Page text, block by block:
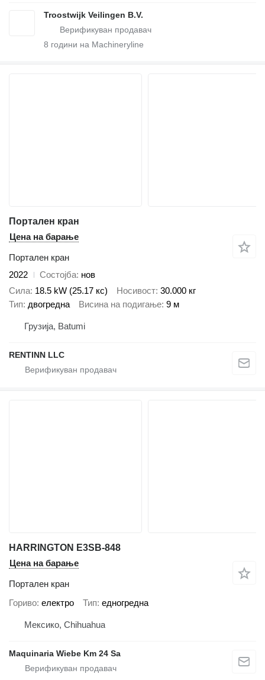
Troostwijk Veilingen B.V.
8 години на Machineryline
Портален кран
Цена на барање
Портален кран
2022
Состојба нов
Сила 18.5 kW (25.17 кс) Носивост 30.000 кг
Тип двогредна Висина на подигање 9 м
Грузија, Batumi
RENTINN LLC
HARRINGTON E3SB-848
Цена на барање
Портален кран
Гориво електро Тип едногредна
Мексико, Chihuahua
Maquinaria Wiebe Km 24 Sa